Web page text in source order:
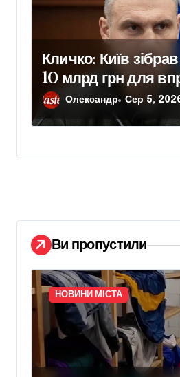
Кличко: Київ
10 млрд грн для
Плану стійкості
Олександр Сер 5,
Ви пропустили
НОВИНИ МІСТА